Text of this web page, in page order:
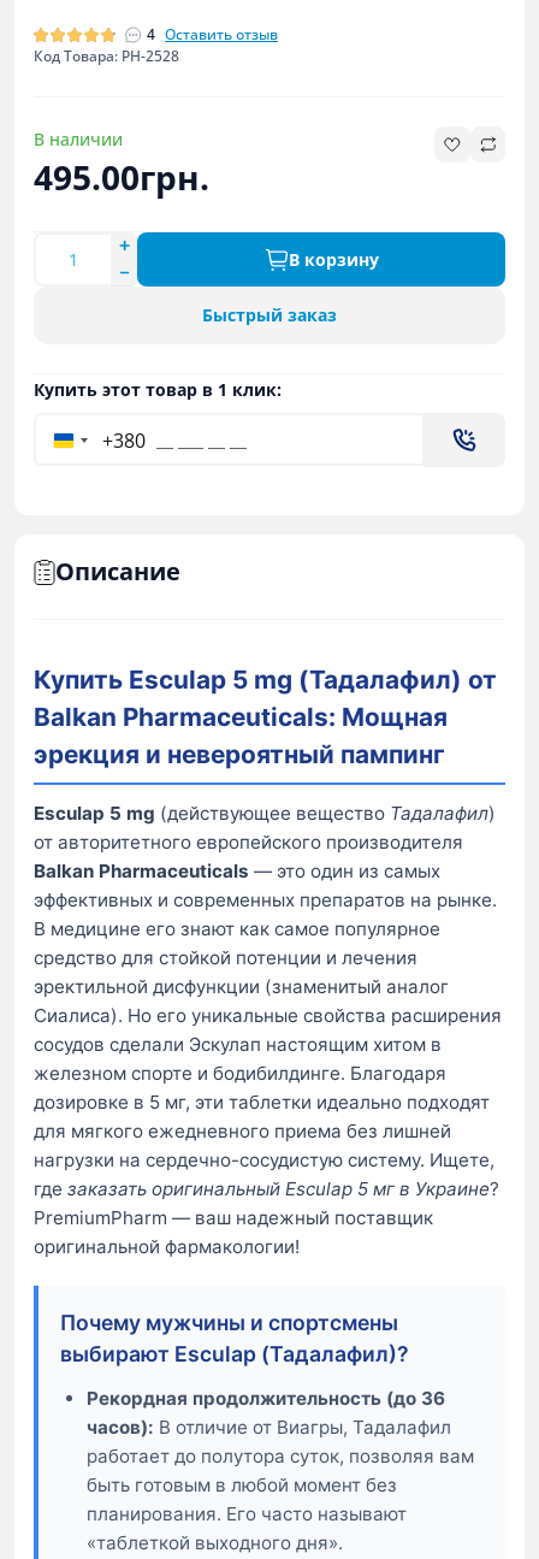
4 Оставить отзыв
Код Товара: PH-2528
В наличии
495.00грн.
В корзину
Быстрый заказ
Купить этот товар в 1 клик:
+380
Описание
Купить Esculap 5 mg (Тадалафил) от
Balkan Pharmaceuticals: Мощная
эрекция и невероятный пампинг
Esculap 5 mg (действующее вещество Тадалафил)
от авторитетного европейского производителя
Balkan Pharmaceuticals — это один из самых
эффективных и современных препаратов на рынке.
В медицине его знают как самое популярное
средство для стойкой потенции и лечения
эректильной дисфункции (знаменитый аналог
Сиалиса). Но его уникальные свойства расширения
сосудов сделали Эскулап настоящим хитом в
железном спорте и бодибилдинге. Благодаря
дозировке в 5 мг, эти таблетки идеально подходят
для мягкого ежедневного приема без лишней
нагрузки на сердечно-сосудистую систему. Ищете,
где заказать оригинальный Esculap 5 мг в Украине?
PremiumPharm — ваш надежный поставщик
оригинальной фармакологии!
Почему мужчины и спортсмены
выбирают Esculap (Тадалафил)?
Рекордная продолжительность (до 36
часов): В отличие от Виагры, Тадалафил
работает до полутора суток, позволяя вам
быть готовым в любой момент без
планирования. Его часто называют
«таблеткой выходного дня».